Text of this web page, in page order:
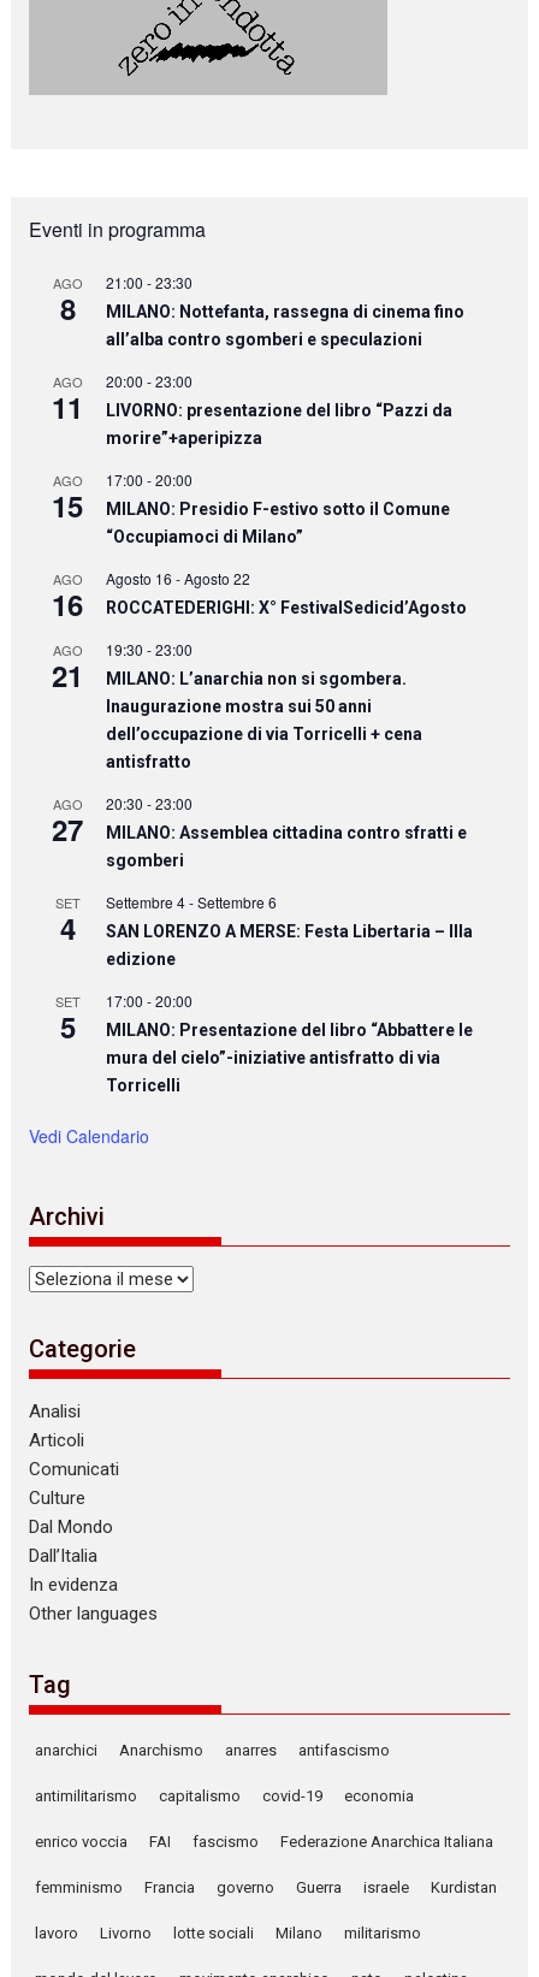
Eventi in programma
AGO
8
21:00 -23:30
MILANO: Nottefanta, rassegna di cinema fino
all’alba contro sgomberi e speculazioni
AGO
11
20:00 -23:00
LIVORNO: presentazione del libro “Pazzi da
morire”+aperipizza
AGO
15
17:00 -20:00
MILANO: Presidio F-estivo sotto il Comune
“Occupiamoci di Milano”
AGO
16
Agosto 16 -Agosto 22
ROCCATEDERIGHI: X° FestivalSedicid’Agosto
AGO
21
19:30 -23:00
MILANO: L’anarchia non si sgombera.
Inaugurazione mostra sui 50 anni
dell’occupazione di via Torricelli + cena
antisfratto
AGO
27
20:30 -23:00
MILANO: Assemblea cittadina contro sfratti e
sgomberi
SET
4
Settembre 4-Settembre 6
SAN LORENZO A MERSE: Festa Libertaria – IIIa
edizione
SET
5
17:00 -20:00
MILANO: Presentazione del libro “Abbattere le
mura del cielo”-iniziative antisfratto di via
Torricelli
Vedi Calendario
Archivi
Archivi
Categorie
Analisi
Articoli
Comunicati
Culture
Dal Mondo
Dall’Italia
In evidenza
Other languages
Tag
anarchici Anarchismo anarres antifascismo
antimilitarismo capitalismo covid-19 economia
enrico voccia FAI fascismo Federazione Anarchica Italiana
femminismo Francia governo Guerra israele Kurdistan
lavoro Livorno lotte sociali Milano militarismo